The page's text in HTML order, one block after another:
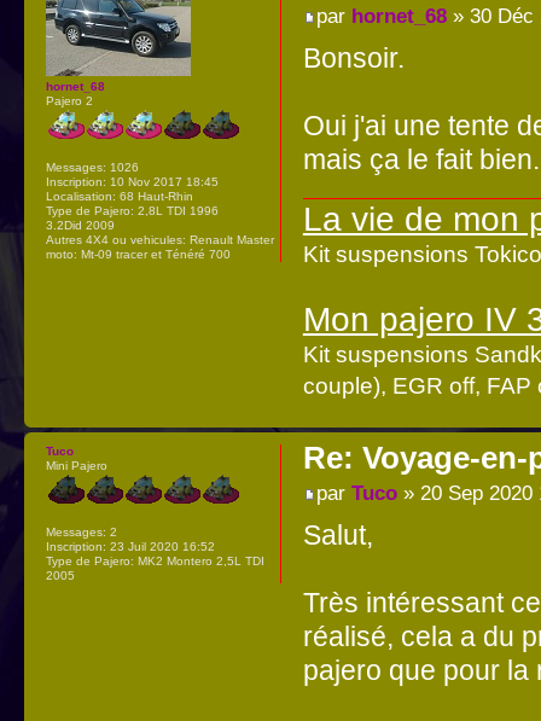
par hornet_68» 30 Déc
Bonsoir.
Oui j'ai une tente
mais ça le fait bien.
La vie de mon
Kit suspensions
Mon pajero IV
Kit suspensions
couple), EGR off, FAP
hornet_68
Pajero 2
Messages: 1026
Inscription: 10 Nov 2017 18:45
Localisation: 68 Haut-Rhin
Type de Pajero: 2,8L TDI 1996
3.2Did 2009
Autres 4X4 ou vehicules: Renault Master
moto: Mt-09 tracer et Ténéré 700
Re: Voyage-en-
par Tuco» 20 Sep 2020
Salut,
Très intéressant
réalisé, cela a du
pajero que pour la
Tuco
Mini Pajero
Messages: 2
Inscription: 23 Juil 2020 16:52
Type de Pajero: MK2 Montero 2,5L TDI
2005